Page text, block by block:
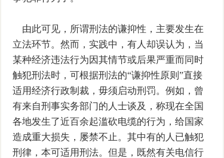
由此可见，所谓刑法的谦抑性，主要发生在
立法环节。然而，实践中，有人却误认为，当
某种经济违法行为因其情节或后果严重而同时
触犯刑法时，可根据刑法的“谦抑性原则”直接
适用经济行政制裁，毋须启动刑罚。例如，曾
有来自刑事实务部门的人士谈及，称现在全国
各地发生了近百余起滥砍电缆的行为，给国家
造成重大损失，屡禁不止。其中有的人已触犯
刑律，本可适用刑法。但是，既然有关电信行